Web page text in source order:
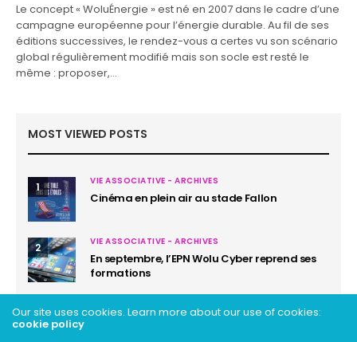
Le concept « WoluÉnergie » est né en 2007 dans le cadre d’une
campagne européenne pour l’énergie durable. Au fil de ses
éditions successives, le rendez-vous a certes vu son scénario
global régulièrement modifié mais son socle est resté le
même : proposer,…
MOST VIEWED POSTS
1 VIE ASSOCIATIVE - ARCHIVES
Cinéma en plein air au stade Fallon
2 VIE ASSOCIATIVE - ARCHIVES
En septembre, l’EPN Wolu Cyber reprend ses
formations
Our site uses cookies. Learn more about our use of cookies:
cookie policy